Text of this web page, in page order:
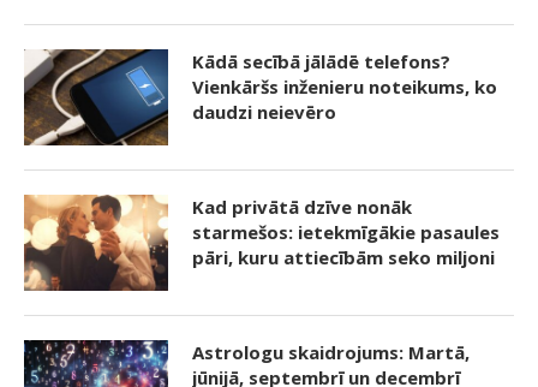
Kādā secībā jālādē telefons?
Vienkāršs inženieru noteikums, ko
daudzi neievēro
Kad privātā dzīve nonāk
starmešos: ietekmīgākie pasaules
pāri, kuru attiecībām seko miljoni
Astrologu skaidrojums: Martā,
jūnijā, septembrī un decembrī